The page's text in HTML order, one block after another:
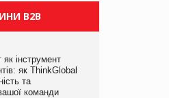
B2B
як інструмент
як ThinkGlobal
та
команди